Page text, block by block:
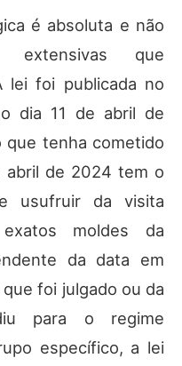
é absoluta e não
extensivas que
lei foi publicada no
dia 11 de abril de
que tenha cometido
abril de 2024 tem o
usufruir da visita
moldes da
da data em
foi julgado ou da
para o regime
específico, a lei